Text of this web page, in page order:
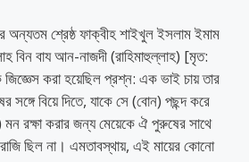
অন্যতম শ্রেষ্ঠ ফাক্বীহ শাইখুল ইসলাম ইমাম
বিন বায আন-নাজদী (রাহিমাহুল্লাহ) [মৃত:
করা হয়েছিল প্রশ্ন: এক ভাই চায় তার
বিয়ে দিতে, যাকে সে (বোন) পছন্দ করে
মন রক্ষা করার জন্য মেয়েকে ঐ পুরুষের সাথে
রাজি ছিল না। এমতাবস্থায়, এই মায়ের কোনো